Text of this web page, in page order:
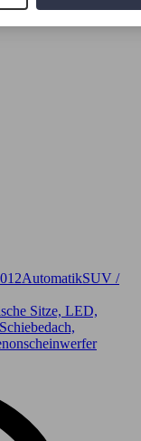
1. Hand -
AutomatikSUV /
Sitze, LED,